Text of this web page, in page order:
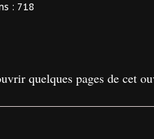
: 718
quelques pages de cet